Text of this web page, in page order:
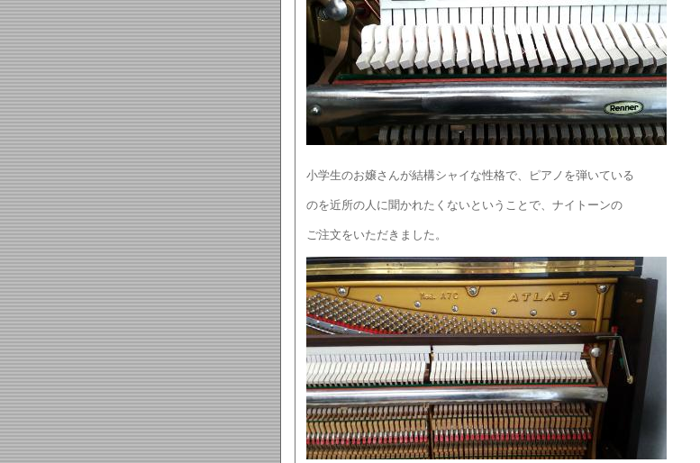
小学生のお嬢さんが結構シャイな性格で、ピアノを弾いている
のを近所の人に聞かれたくないということで、ナイトーンの
ご注文をいただきました。